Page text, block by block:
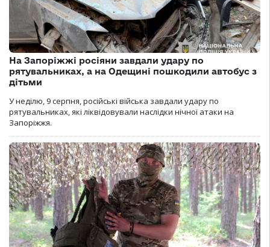
На Запоріжжі росіяни завдали удару по
рятувальниках, а на Одещині пошкодили автобус з
дітьми
У неділю, 9 серпня, російські війська завдали удару по
рятувальниках, які ліквідовували наслідки нічної атаки на
Запоріжжя.